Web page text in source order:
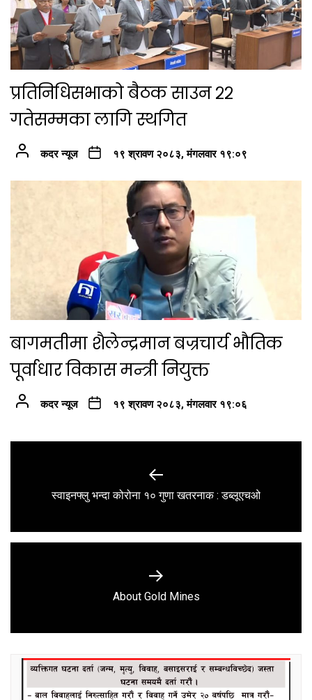
प्रतिनिधिसभाको बैठक साउन २२
गतेसम्मका लागि स्थगित
कदर न्यूज १९ श्रावण २०८३, मंगलवार १९:०९
बागमतीमा शैलेन्द्रमान बज्रचार्य भौतिक
पूर्वाधार विकास मन्त्री नियुक्त
कदर न्यूज १९ श्रावण २०८३, मंगलवार १९:०६
Previous
स्वाइनफ्लु भन्दा कोरोना १० गुणा खतरनाक : डब्लूएचओ
Next
About Gold Mines